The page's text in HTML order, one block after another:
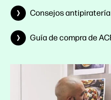
Consejos
Guía de compra de